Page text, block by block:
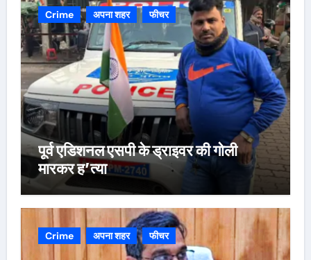
Crime अपना शहर फीचर
पूर्व एडिशनल एसपी के ड्राइवर की गोली
मारकर ह’त्या
Crime अपना शहर फीचर